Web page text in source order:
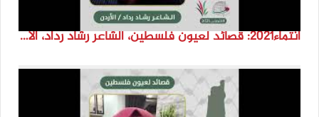
انتماء2021: قصائد لعيون فلسطين، الشاعر رشاد رداد، الاردن